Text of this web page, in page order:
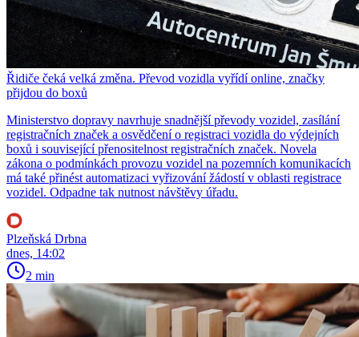
Řidiče čeká velká změna. Převod vozidla vyřídí online, značky
přijdou do boxů
Ministerstvo dopravy navrhuje snadnější převody vozidel, zasílání
registračních značek a osvědčení o registraci vozidla do výdejních
boxů i související přenositelnost registračních značek. Novela
zákona o podmínkách provozu vozidel na pozemních komunikacích
má také přinést automatizaci vyřizování žádostí v oblasti registrace
vozidel. Odpadne tak nutnost návštěvy úřadu.
Plzeňská Drbna
dnes, 14:02
2 min